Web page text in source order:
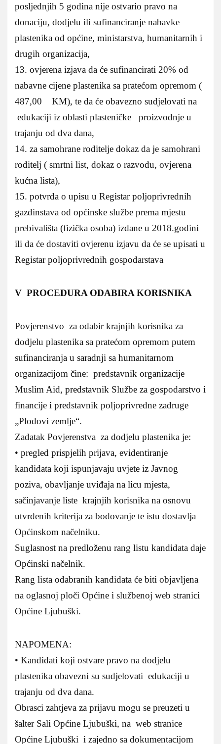
posljednjih 5 godina nije ostvario pravo na
donaciju, dodjelu ili sufinanciranje nabavke
plastenika od općine, ministarstva, humanitarnih i
drugih organizacija,
13. ovjerena izjava da će sufinancirati 20% od
nabavne cijene plastenika sa pratećom opremom (
487,00 KM), te da će obavezno sudjelovati na
edukaciji iz oblasti plasteničke proizvodnje u
trajanju od dva dana,
14. za samohrane roditelje dokaz da je samohrani
roditelj ( smrtni list, dokaz o razvodu, ovjerena
kućna lista),
15. potvrda o upisu u Registar poljoprivrednih
gazdinstava od općinske službe prema mjestu
prebivališta (fizička osoba) izdane u 2018.godini
ili da će dostaviti ovjerenu izjavu da će se upisati u
Registar poljoprivrednih gospodarstava
V PROCEDURA ODABIRA KORISNIKA
Povjerenstvo za odabir krajnjih korisnika za
dodjelu plastenika sa pratećom opremom putem
sufinanciranja u saradnji sa humanitarnom
organizacijom čine: predstavnik organizacije
Muslim Aid, predstavnik Službe za gospodarstvo i
financije i predstavnik poljoprivredne zadruge
„Plodovi zemlje“.
Zadatak Povjerenstva za dodjelu plastenika je:
• pregled prispjelih prijava, evidentiranje
kandidata koji ispunjavaju uvjete iz Javnog
poziva, obavljanje uviđaja na licu mjesta,
sačinjavanje liste krajnjih korisnika na osnovu
utvrđenih kriterija za bodovanje te istu dostavlja
Općinskom načelniku.
Suglasnost na predloženu rang listu kandidata daje
Općinski načelnik.
Rang lista odabranih kandidata će biti objavljena
na oglasnoj ploči Općine i službenoj web stranici
Općine Ljubuški.
NAPOMENA:
• Kandidati koji ostvare pravo na dodjelu
plastenika obavezni su sudjelovati edukaciji u
trajanju od dva dana.
Obrasci zahtjeva za prijavu mogu se preuzeti u
šalter Sali Općine Ljubuški, na web stranice
Općine Ljubuški i zajedno sa dokumentacijom